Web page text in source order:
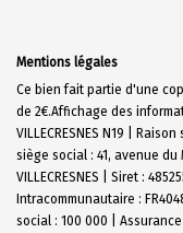
Mentions légales
Ce bien fait partie d'une
de 2€.Affichage des
VILLECRESNES N19 |
siège social : 41, avenue
VILLECRESNES | Siret :
Intracommunautaire :
social : 100 000 | Assurance